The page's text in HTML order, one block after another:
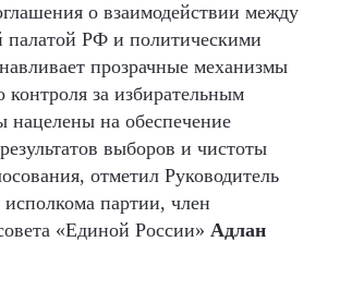
о взаимодействии между
РФ и политическими
прозрачные механизмы
контроля за избирательным
на обеспечение
выборов и чистоты
отметил Руководитель
исполкома партии, член
«Единой России» Адлан